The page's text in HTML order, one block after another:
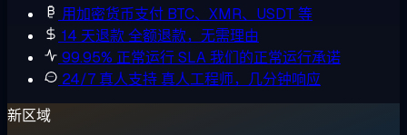
用加密货币支付 BTC、XMR、USDT 等
14 天退款全额退款，无需理由
99.95% 正常运行 SLA我们的正常运行承诺
24/7 真人支持 真人工程师，几分钟响应
新区域